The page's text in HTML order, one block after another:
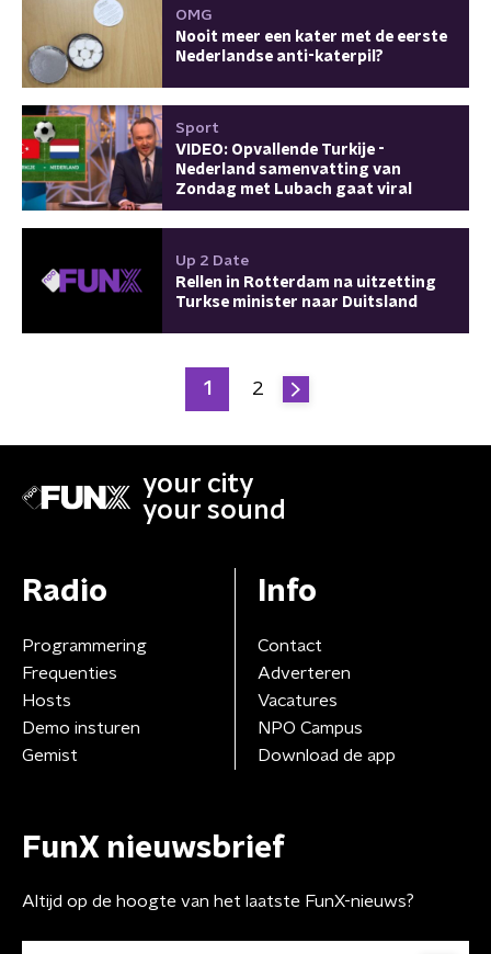
OMG
Nooit meer een kater met de eerste
Nederlandse anti-katerpil?
Sport
VIDEO: Opvallende Turkije -
Nederland samenvatting van
Zondag met Lubach gaat viral
Up 2 Date
Rellen in Rotterdam na uitzetting
Turkse minister naar Duitsland
1 2
your city
your sound
Radio
Programmering
Frequenties
Hosts
Demo insturen
Gemist
Info
Contact
Adverteren
Vacatures
NPO Campus
Download de app
FunX nieuwsbrief
Altijd op de hoogte van het laatste FunX-nieuws?